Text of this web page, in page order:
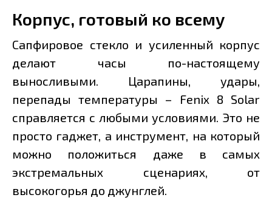
Корпус, готовый ко всему
Сапфировое стекло и усиленный корпус
делают часы по-настоящему
выносливыми. Царапины, удары,
перепады температуры – Fenix 8 Solar
справляется с любыми условиями. Это не
просто гаджет, а инструмент, на который
можно положиться даже в самых
экстремальных сценариях, от
высокогорья до джунглей.